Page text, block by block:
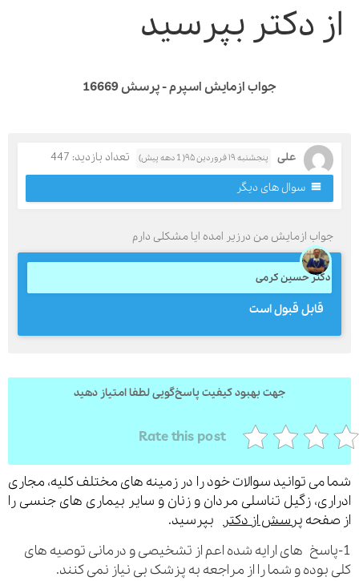
دکتر بپرسید
جواب ازمایش اسپرم - پرسش 16669
علی پنجشنبه ۱۹ فروردین ۹۵( 1 دهه پیش)
تعداد بازدید: 447
سوال های دیگر
ازمایش من درزیر امده ایا مشکلی دارم
دکتر حسین کرمی
قابل قبول است
جهت بهبود کیفیت پاسخ‌گویی لطفا امتیاز دهید
Rate this post
توانید سوالات خود را در زمینه های مختلف کلیه، مجاری
زگیل تناسلی مردان و زنان و سایر بیماری های جنسی را
پرسش از دکتربپرسید.
های ارایه شده اعم از تشخیصی و درمانی توصیه های
و شما را از مراجعه به پزشک بی نیاز نمی کنند.